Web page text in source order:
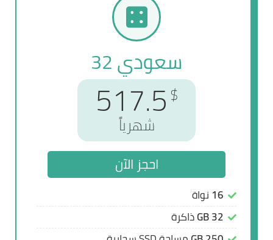
سعودي 32
$
575
شهرياً
16نواة
32 GB
ذاكرة
احجز الآن
سعودي 32
$
517.5
شهرياً
16نواة
32 GB
ذاكرة
احجز الآن